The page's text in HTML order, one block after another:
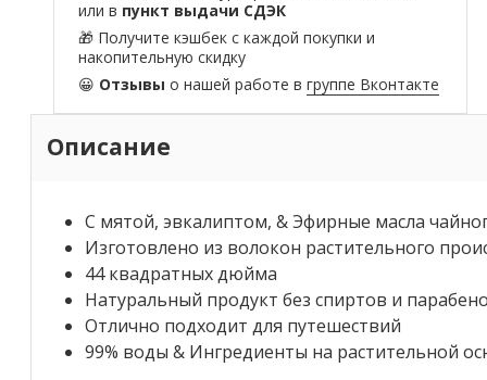
или в пункт выдачи СДЭК
🎁 Получите кэшбек с каждой покупки и
накопительную скидку
😀 Отзывы о нашей работе вгруппе Вконтакте
Описание
С мятой, эвкалиптом, & Эфирные масла
Изготовлено из волокон растительного
44 квадратных дюйма
Натуральный продукт без спиртов и
Отлично подходит для путешествий
99% воды & Ингредиенты на растительной